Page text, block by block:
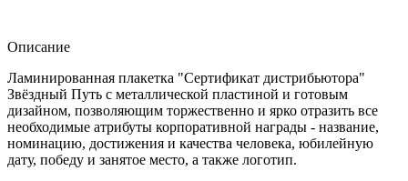
Описание
Ламинированная плакетка "Сертификат дистрибьютора"
Звёздный Путь с металлической пластиной и готовым
дизайном, позволяющим торжественно и ярко отразить все
необходимые атрибуты корпоративной награды - название,
номинацию, достижения и качества человека, юбилейную
дату, победу и занятое место, а также логотип.